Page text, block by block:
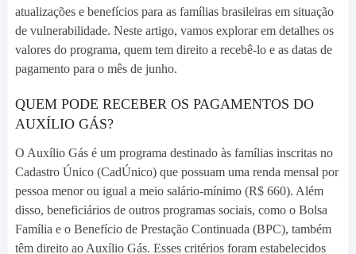
atualizações e benefícios para as famílias brasileiras em situação
de vulnerabilidade. Neste artigo, vamos explorar em detalhes os
valores do programa, quem tem direito a recebê-lo e as datas de
pagamento para o mês de junho.
QUEM PODE RECEBER OS PAGAMENTOS DO
AUXÍLIO GÁS?
O Auxílio Gás é um programa destinado às famílias inscritas no
Cadastro Único (CadÚnico) que possuam uma renda mensal por
pessoa menor ou igual a meio salário-mínimo (R$ 660). Além
disso, beneficiários de outros programas sociais, como o Bolsa
Família e o Benefício de Prestação Continuada (BPC), também
têm direito ao Auxílio Gás. Esses critérios foram estabelecidos